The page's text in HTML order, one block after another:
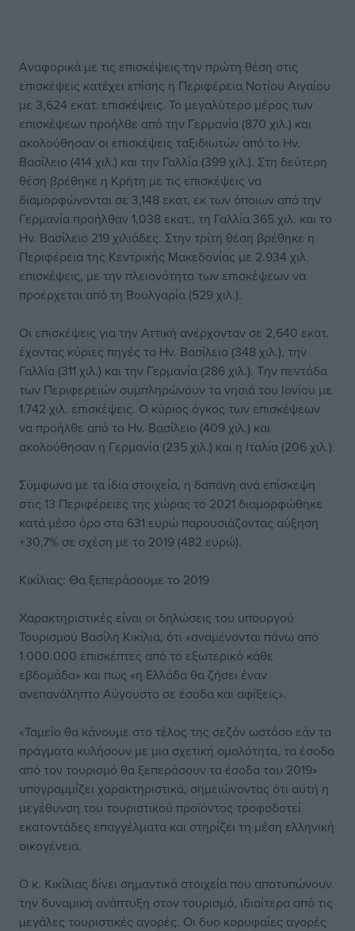
Αναφορικά με τις επισκέψεις την πρώτη θέση στις
επισκέψεις κατέχει επίσης η Περιφέρεια Νοτίου Αιγαίου
με 3,624 εκατ. επισκέψεις. Το μεγαλύτερο μέρος των
επισκέψεων προήλθε από την Γερμανία (870 χιλ.) και
ακολούθησαν οι επισκέψεις ταξιδιωτών από το Ην.
Βασίλειο (414 χιλ.) και την Γαλλία (399 χιλ.). Στη δεύτερη
θέση βρέθηκε η Κρήτη με τις επισκέψεις να
διαμορφώνονται σε 3,148 εκατ, εκ των όποιων από την
Γερμανία προήλθαν 1,038 εκατ., τη Γαλλία 365 χιλ. και το
Ην. Βασίλειο 219 χιλιάδες. Στην τρίτη θέση βρέθηκε η
Περιφέρεια της Κεντρικής Μακεδονίας με 2.934 χιλ.
επισκέψεις, με την πλειονότητα των επισκέψεων να
προέρχεται από τη Βουλγαρία (529 χιλ.).
Οι επισκέψεις για την Αττική ανέρχονταν σε 2,640 εκατ.
έχοντας κύριες πηγές το Ην. Βασίλειο (348 χιλ.), την
Γαλλία (311 χιλ.) και την Γερμανία (286 χιλ.). Την πεντάδα
των Περιφερειών συμπληρώνουν τα νησιά του Ιονίου με
1.742 χιλ. επισκέψεις. Ο κύριος όγκος των επισκέψεων
να προήλθε από το Ην. Βασίλειο (409 χιλ.) και
ακολούθησαν η Γερμανία (235 χιλ.) και η Ιταλία (206 χιλ.).
Σύμφωνα με τα ίδια στοιχεία, η δαπάνη ανά επίσκεψη
στις 13 Περιφέρειες της χώρας το 2021 διαμορφώθηκε
κατά μέσο όρο στα 631 ευρώ παρουσιάζοντας αύξηση
+30,7% σε σχέση με το 2019 (482 ευρώ).
Κικίλιας: Θα ξεπεράσουμε το 2019
Χαρακτηριστικές είναι οι δηλώσεις του υπουργού
Τουρισμού Βασίλη Κικίλια, ότι «αναμένονται πάνω από
1.000.000 επισκέπτες από το εξωτερικό κάθε
εβδομάδα» και πως «η Ελλάδα θα ζήσει έναν
ανεπανάληπτο Αύγουστο σε έσοδα και αφίξεις».
«Ταμείο θα κάνουμε στο τέλος της σεζόν ωστόσο εάν τα
πράγματα κυλήσουν με μια σχετική ομαλότητα, τα έσοδα
από τον τουρισμό θα ξεπεράσουν τα έσοδα του 2019»
υπογραμμίζει χαρακτηριστικά, σημειώνοντας ότι αυτή η
μεγέθυνση του τουριστικού προϊόντος τροφοδοτεί
εκατοντάδες επαγγέλματα και στηρίζει τη μέση ελληνική
οικογένεια.
Ο κ. Κικίλιας δίνει σημαντικά στοιχεία που αποτυπώνουν
την δυναμική ανάπτυξη στον τουρισμό, ιδιαίτερα από τις
μεγάλες τουριστικές αγορές. Οι δυο κορυφαίες αγορές